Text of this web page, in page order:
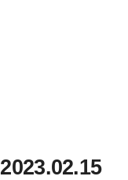
2023.02.15